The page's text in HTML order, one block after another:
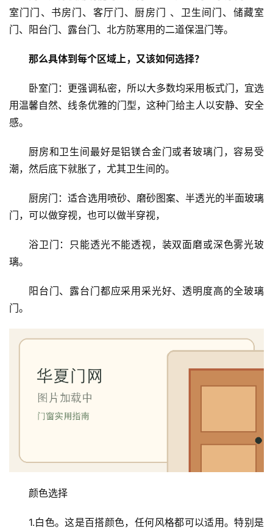
门
套
装
维
门
讯
系
室门门、书房门、客厅门、厨房门 、卫生间门、储藏室
门、阳台门、露台门、北方防寒用的二道保温门等。
那么具体到每个区域上，又该如何选择？
卧室门：更强调私密，所以大多数均采用板式门，宜选
用温馨自然、线条优雅的门型，这种门给主人以安静、安全
感。
厨房和卫生间最好是铝镁合金门或者玻璃门，容易受
潮，然后底下就胀了，尤其卫生间的。
厨房门：适合选用喷砂、磨砂图案、半透光的半面玻璃
门，可以做穿视，也可以做半穿视，
浴卫门：只能透光不能透视，装双面磨或深色雾光玻
璃。
阳台门、露台门都应采用采光好、透明度高的全玻璃
门。
颜色选择
1.白色。这是百搭颜色，任何风格都可以适用。特别是